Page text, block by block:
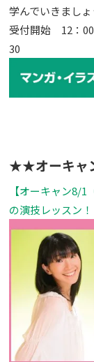
学んでいきましょ
受付開始 12
30
★★オーキャ
【オーキャン8/
の演技レッスン！